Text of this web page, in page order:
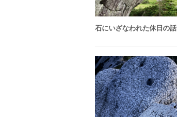
石にいざなわれた休日の話